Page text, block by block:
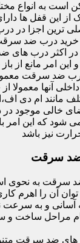
به انواع
این قفل ها
ترین اجزا در
خرید درب ضد
در اکثر درب های
امر مانع از
ضد سرقت
آنها معمولا
مانند ام دی
خالی موجود در
شود که این
نیز باشد
ضد سرقت
سرقت به نحوی
آن را اهرم
آسانی و به
مراحل ساخت
های ضد سرقت